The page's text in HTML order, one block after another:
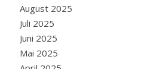
August 2025
Juli 2025
Juni 2025
Mai 2025